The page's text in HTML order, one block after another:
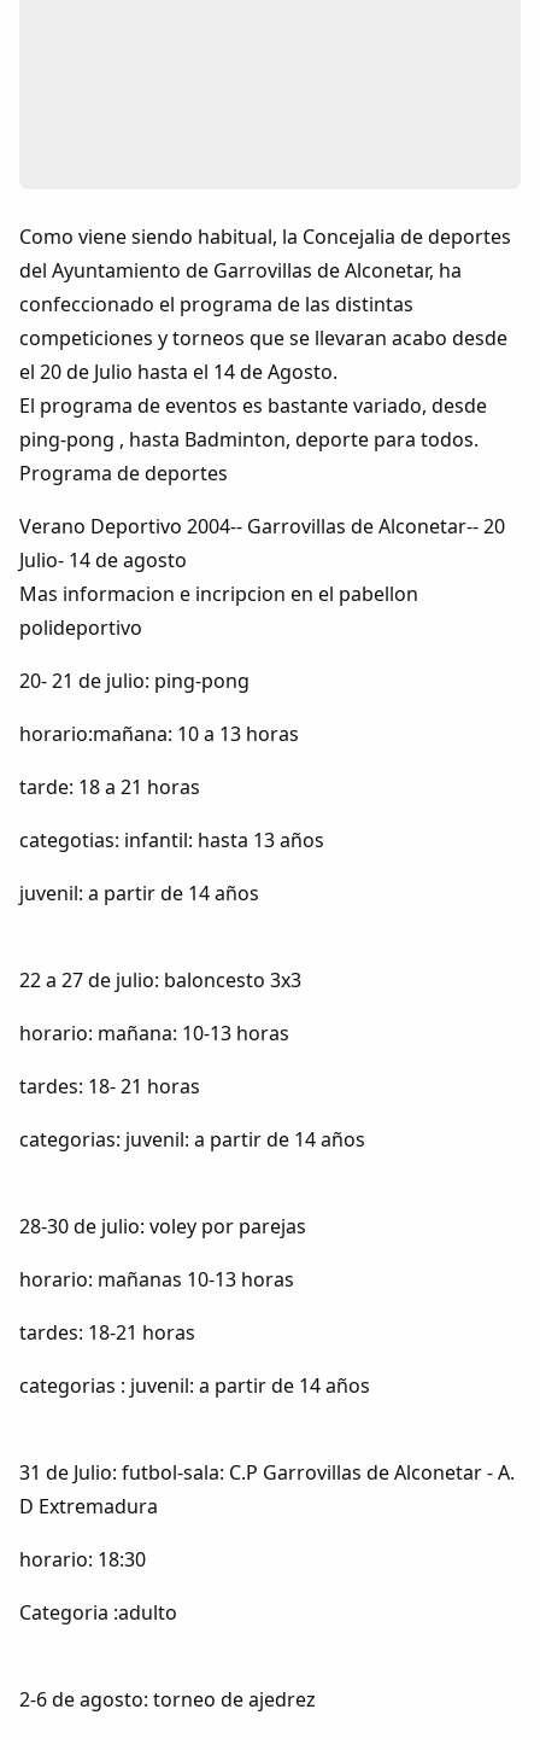
Foros
Idiosincrasia
Diccionario
Traductor
Dichos
Cancionero Local
Apodos
Modo oscuro
Como viene siendo habitual, la Concejalia de deportes
del Ayuntamiento de Garrovillas de Alconetar, ha
confeccionado el programa de las distintas
competiciones y torneos que se llevaran acabo desde
el 20 de Julio hasta el 14 de Agosto.
El programa de eventos es bastante variado, desde
ping-pong , hasta Badminton, deporte para todos.
Programa de deportes
Verano Deportivo 2004-- Garrovillas de Alconetar-- 20
Julio- 14 de agosto
Mas informacion e incripcion en el pabellon
polideportivo
20- 21 de julio: ping-pong
horario:mañana: 10 a 13 horas
tarde: 18 a 21 horas
categotias: infantil: hasta 13 años
juvenil: a partir de 14 años
22 a 27 de julio: baloncesto 3x3
horario: mañana: 10-13 horas
tardes: 18- 21 horas
categorias: juvenil: a partir de 14 años
28-30 de julio: voley por parejas
horario: mañanas 10-13 horas
tardes: 18-21 horas
categorias : juvenil: a partir de 14 años
31 de Julio: futbol-sala: C.P Garrovillas de Alconetar - A.
D Extremadura
horario: 18:30
Categoria :adulto
2-6 de agosto: torneo de ajedrez